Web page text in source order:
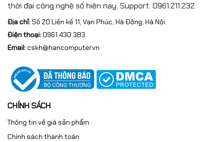
thời đại công nghệ số hiện nay. Support: 0961.211.232
Địa chỉ:Số 20 Liền kề 11, Vạn Phúc, Hà Đông, Hà Nội.
Điện thoại:0961 430 383
Email:cskh@hancomputer.vn
CHÍNH SÁCH
Thông tin về giá sản phẩm
Chính sách thanh toán